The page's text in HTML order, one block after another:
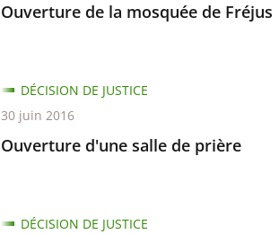
Ouverture de la mosquée de Fréjus
Ouverture d'une salle de prière
DÉCISION DE JUSTICE
30 juin 2016
DÉCISION DE JUSTICE